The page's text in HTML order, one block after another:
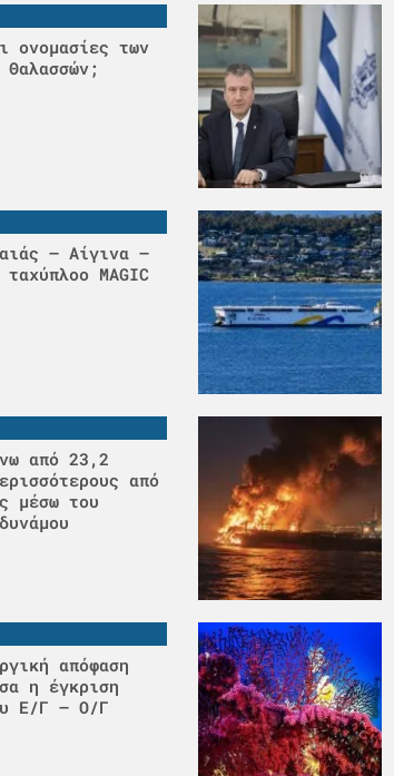
ονομασίες των
Θαλασσών;
– Αίγινα –
MAGIC
από 23,2
από
μέσω του
απόφαση
η έγκριση
Ε/Γ – Ο/Γ